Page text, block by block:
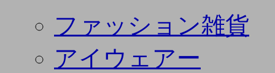
ファッション雑貨
アイウェアー